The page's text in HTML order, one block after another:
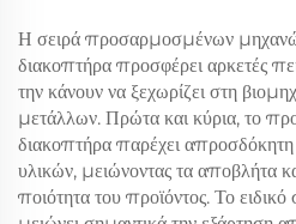
Η σειρά προσαρμοσμένων
διακοπτήρα προσφέρει αρκετές
την κάνουν να ξεχωρίζει στη
μετάλλων. Πρώτα και κύρια, το
διακοπτήρα παρέχει απροσδόκητη
υλικών, μειώνοντας τα αποβλήτα
ποιότητα του προϊόντος. Το